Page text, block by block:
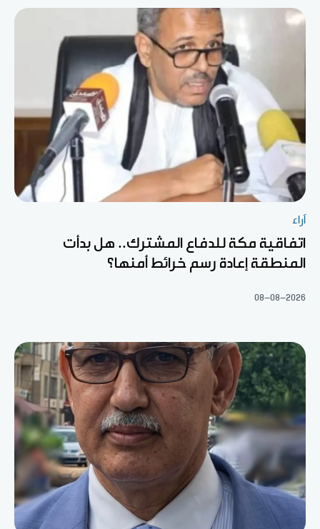
آراء
اتفاقية مكة للدفاع المشترك.. هل بدأت
المنطقة إعادة رسم خرائط أمنها؟
08-08-2026